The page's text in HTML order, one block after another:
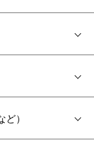
）